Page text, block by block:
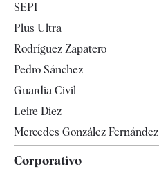
Televisión
SEPI
Plus Ultra
Rodríguez Zapatero
Pedro Sánchez
Guardia Civil
Leire Díez
Mercedes González Fernández
Corporativo